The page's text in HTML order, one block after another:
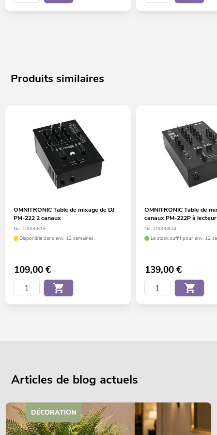
Produits similaires
OMNITRONIC Table de mixage de DJ
PM-222 2 canaux
No. 10006819
Disponible dans env. 12 semaines.
109,00€
OMNITRONIC Table de
canaux PM-222P à lecteur
No. 10006824
Le stock suffit pour env. 12
139,00€
Articles de blog actuels
DÉCORATION